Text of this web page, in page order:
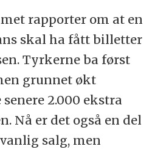
rapporter om at en
skal ha fått billetter
Tyrkerne ba først
grunnet økt
2.000 ekstra
Nå er det også en del
salg, men